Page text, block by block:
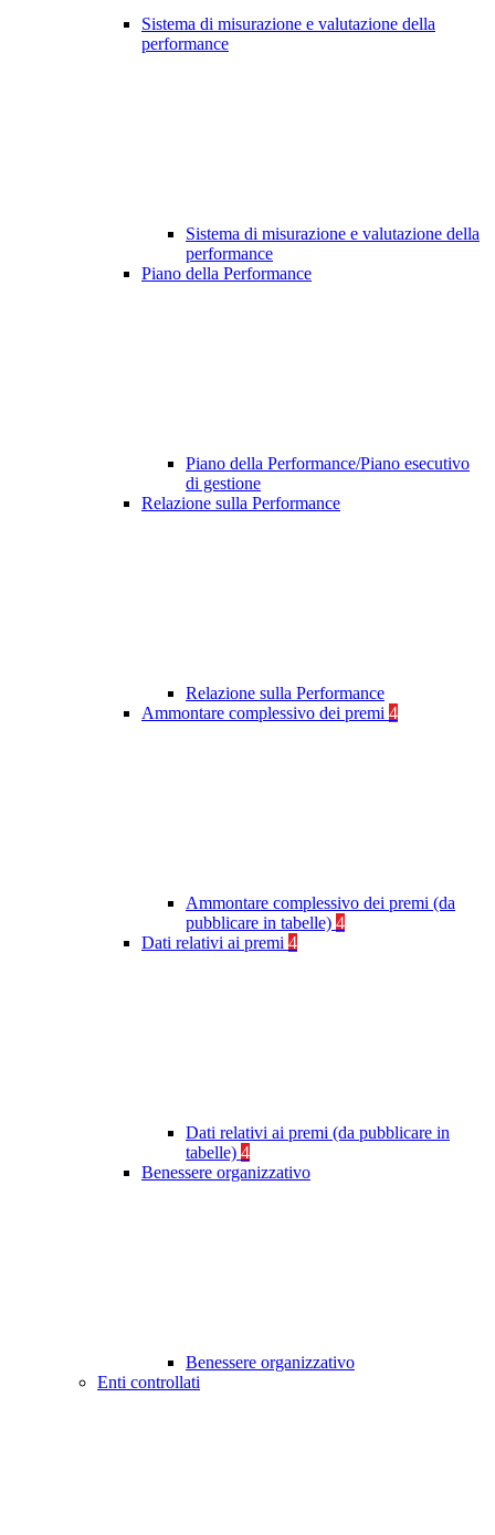
Sistema di misurazione e valutazione della
performance
Sistema di misurazione e valutazione della
performance
Piano della Performance
Piano della Performance/Piano esecutivo
di gestione
Relazione sulla Performance
Relazione sulla Performance
Ammontare complessivo dei premi 4
Ammontare complessivo dei premi (da
pubblicare in tabelle) 4
Dati relativi ai premi 4
Dati relativi ai premi (da pubblicare in
tabelle) 4
Benessere organizzativo
Benessere organizzativo
Enti controllati